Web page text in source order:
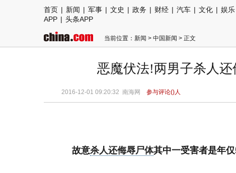
首页 | 新闻 | 军事 | 文史 | 政务 | 财经 | 汽车 | 文化 | 娱乐
APP | 头条APP
当前位置： 新闻 > 中国新闻 > 正文
恶魔伏法!两男子杀人
2016-12-01 09:20:32 南海网 参与评论()人
故意杀人还侮辱尸体其中一受害者是年